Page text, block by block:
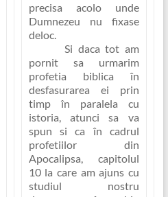
precisa acolo unde
Dumnezeu nu fixase
deloc.
Si daca tot am
pornit sa urmarim
profetia biblica în
desfasurarea ei prin
timp în paralela cu
istoria, atunci sa va
spun si ca în cadrul
profetiilor din
Apocalipsa, capitolul
10 la care am ajuns cu
studiul nostru